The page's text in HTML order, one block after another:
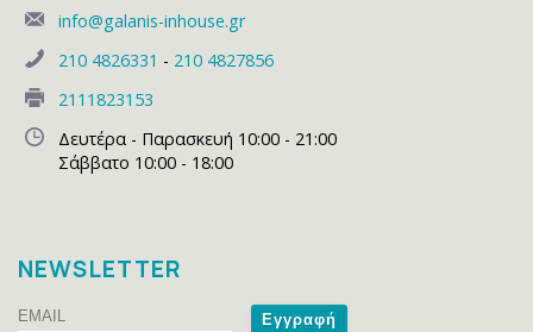
info@galanis-inhouse.gr
210 4826331 - 210 4827856
2111823153
Δευτέρα - Παρασκευή 10:00 - 21:00
Σάββατο 10:00 - 18:00
NEWSLETTER
Email
Name